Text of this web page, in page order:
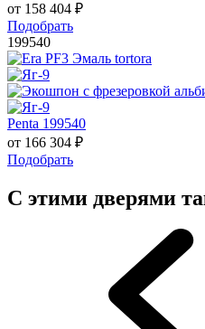
от 158 404 ₽
Подобрать
199540
Penta 199540
от 166 304 ₽
Подобрать
С этими дверями